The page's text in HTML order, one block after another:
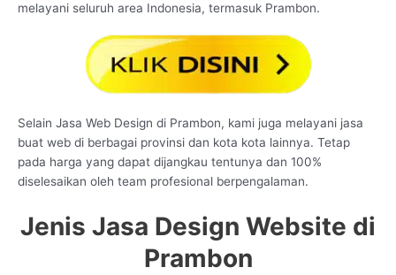
melayani seluruh area Indonesia, termasuk Prambon.
Selain Jasa Web Design di Prambon, kami juga melayani jasa
buat web di berbagai provinsi dan kota kota lainnya. Tetap
pada harga yang dapat dijangkau tentunya dan 100%
diselesaikan oleh team profesional berpengalaman.
Jenis Jasa Design Website di
Prambon